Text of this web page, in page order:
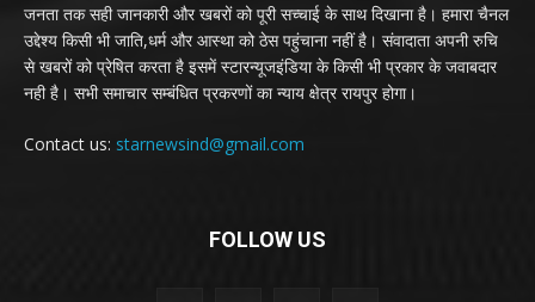
जनता तक सही जानकारी और खबरों को पूरी सच्चाई के साथ दिखाना है। हमारा चैनल
उद्देश्य किसी भी जाति,धर्म और आस्था को ठेस पहुंचाना नहीं है। संवादाता अपनी रुचि
से खबरों को प्रेषित करता है इसमें स्टारन्यूजइंडिया के किसी भी प्रकार के जवाबदार
नही है। सभी समाचार सम्बंधित प्रकरणों का न्याय क्षेत्र रायपुर होगा।
Contact us: starnewsind@gmail.com
FOLLOW US